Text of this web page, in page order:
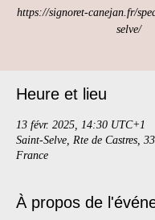
https://signoret-canejan.fr/
selve/
Heure et lieu
13 févr. 2025, 14:30 UTC+1
Saint-Selve, Rte de Castres,
France
À propos de